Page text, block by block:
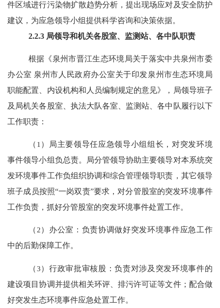
件区域进行污染物扩散趋势分析，提出现场应对及安全防护
建议，为应急领导小组提供科学咨询和决策依据。
2.2.3 局领导和机关各股室、监测站、各中队职责
根据《泉州市晋江生态环境局关于落实中共泉州市委
办公室 泉州市人民政府办公室关于印发泉州市生态环境局
职能配置、内设机构和人员编制规定的意见》，局领导班子
及局机关各股室、执法大队各室、监测站、各中队履行以下
工作职责：
（ 1 ）局主要领导任应急领导小组组长，对突发环境
事件领导小组负总责。局分管领导协助主要领导对本系统突
发环境事件工作负组织协调和综合管理领导职责，其它领导
班子成员按照“一岗双责”要求，对分管股室的突发环境事件
工作负责，抓好分管股室的突发环境事件处置工作。
（2）办公室： 负责协调做好突发环境事件应急工作
中的后勤保障工作。
（3） 行政审批审核股：负责对涉及突发环境事件的
建设项目协调并提供相关环评、排污许可证等文件；配合做
好突发生态环境事件应急处置工作。